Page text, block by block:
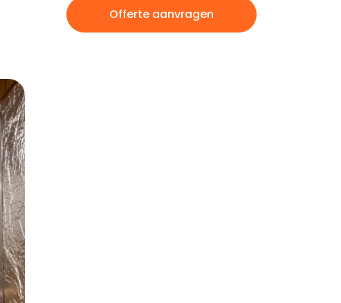
Offerte aanvragen